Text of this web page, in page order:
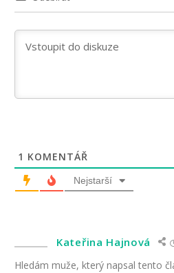
1 KOMENTÁŘ
Nejstarší
Kateřina Hajnová
Hledám muže, který napsal tento